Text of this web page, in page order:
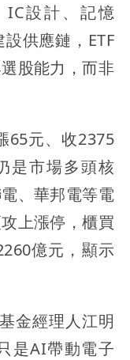
IC設計、記憶
供應鏈，ETF
股能力，而非
65元、收2375
是市場多頭核
、華邦電等電
上漲停，櫃買
億元，顯示
金經理人江明
是AI帶動電子